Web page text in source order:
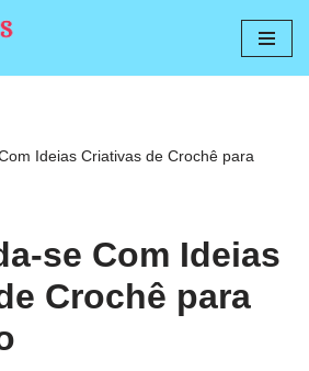
Ideias Criativas de Crochê para
se Com Ideias
Crochê para